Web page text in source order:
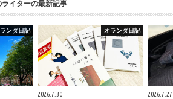
ライターの最新記事
ンダ日記 オランダ日記
2026.7.30 2026.7.27